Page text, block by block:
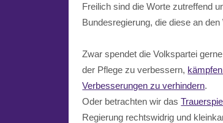
Freilich sind die Worte zutreffend
Bundesregierung, die diese an
Zwar spendet die Volkspartei
der Pflege zu verbessern,
Verbesserungen zu verhindern.
Oder betrachten wir das
Regierung rechtswidrig und